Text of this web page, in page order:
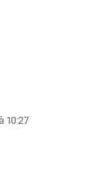
10:27